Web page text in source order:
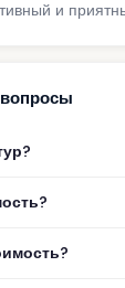
и
вопросы